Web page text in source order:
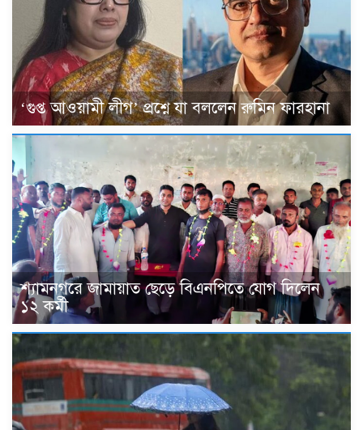
‘গুপ্ত আওয়ামী লীগ’ প্রশ্নে যা বললেন রুমিন ফারহানা
শ্যামনগরে জামায়াত ছেড়ে বিএনপিতে যোগ দিলেন
১২ কর্মী